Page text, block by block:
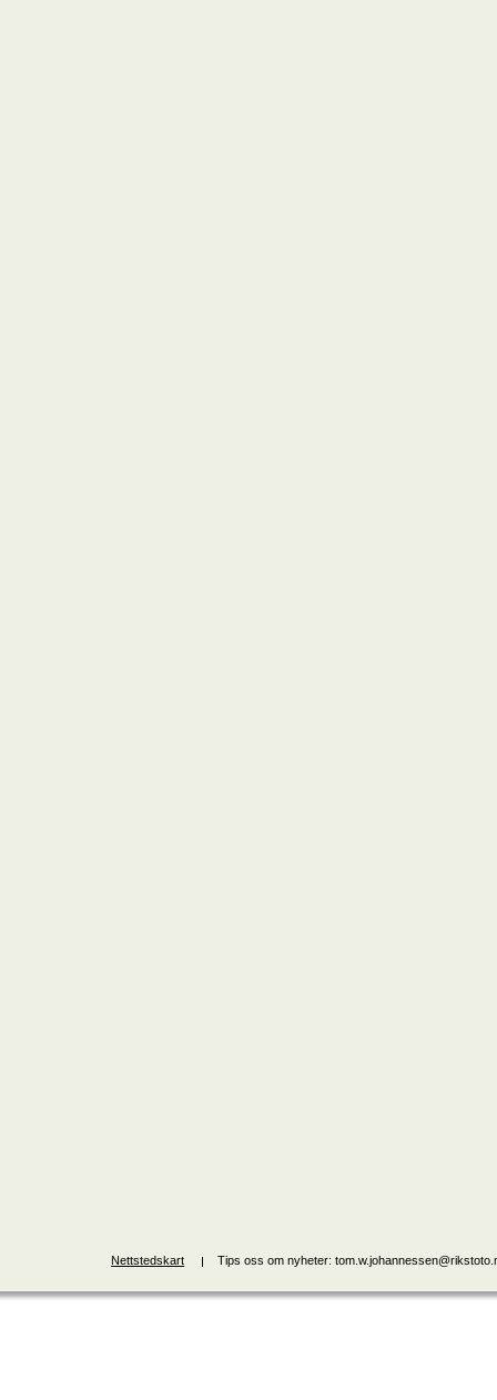
Nettstedskart Tips oss om nyheter: